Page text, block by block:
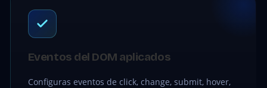
Eventos del DOM aplicados
Configuras eventos de click, change, submit, hover,